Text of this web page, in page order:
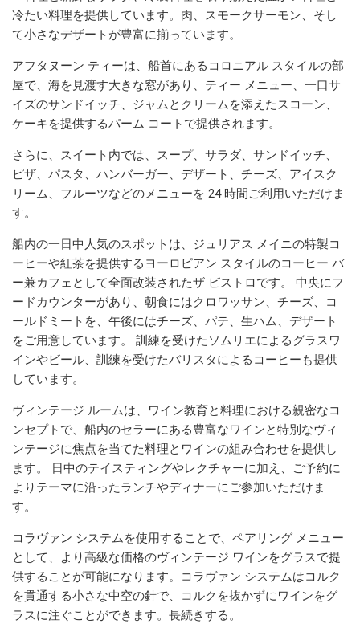
冷たい料理を提供しています。肉、スモークサーモン、そし
て小さなデザートが豊富に揃っています。
アフタヌーン ティーは、船首にあるコロニアル スタイルの部
屋で、海を見渡す大きな窓があり、ティー メニュー、一口サ
イズのサンドイッチ、ジャムとクリームを添えたスコーン、
ケーキを提供するパーム コートで提供されます。
さらに、スイート内では、スープ、サラダ、サンドイッチ、
ピザ、パスタ、ハンバーガー、デザート、チーズ、アイスク
リーム、フルーツなどのメニューを 24 時間ご利用いただけま
す。
船内の一日中人気のスポットは、ジュリアス メイニの特製コ
ーヒーや紅茶を提供するヨーロピアン スタイルのコーヒー バ
ー兼カフェとして全面改装されたザ ビストロです。 中央にフ
ードカウンターがあり、朝食にはクロワッサン、チーズ、コ
ールドミートを、午後にはチーズ、パテ、生ハム、デザート
をご用意しています。 訓練を受けたソムリエによるグラスワ
インやビール、訓練を受けたバリスタによるコーヒーも提供
しています。
ヴィンテージ ルームは、ワイン教育と料理における親密なコ
ンセプトで、船内のセラーにある豊富なワインと特別なヴィ
ンテージに焦点を当てた料理とワインの組み合わせを提供し
ます。 日中のテイスティングやレクチャーに加え、ご予約に
よりテーマに沿ったランチやディナーにご参加いただけま
す。
コラヴァン システムを使用することで、ペアリング メニュー
として、より高級な価格のヴィンテージ ワインをグラスで提
供することが可能になります。コラヴァン システムはコルク
を貫通する小さな中空の針で、コルクを抜かずにワインをグ
ラスに注ぐことができます。長続きする。